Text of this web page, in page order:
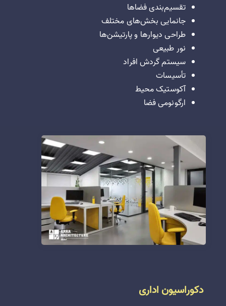
تقسیم‌بندی فضاها
جانمایی بخش‌های مختلف
طراحی دیوارها و پارتیشن‌ها
نور طبیعی
سیستم گردش افراد
تأسیسات
آکوستیک محیط
ارگونومی فضا
دکوراسیون اداری